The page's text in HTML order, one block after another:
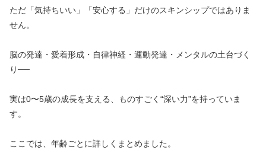
ただ「気持ちいい」「安心する」だけのスキンシップではありま
せん。
脳の発達・愛着形成・自律神経・運動発達・メンタルの土台づく
り──
実は0〜5歳の成長を支える、ものすごく“深い力”を持っていま
す。
ここでは、年齢ごとに詳しくまとめました。